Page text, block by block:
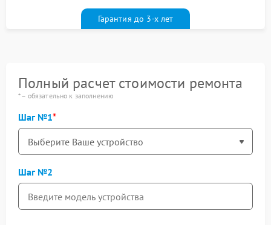
Гарантия до 3-х лет
Полный расчет стоимости ремонта
* – обязательно к заполнению
Шаг №1
Шаг №2